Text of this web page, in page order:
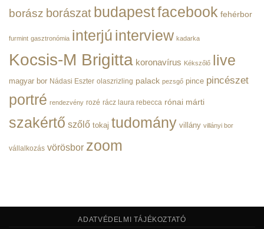
borász borászat budapestfacebook fehérbor
furmint gasztronómia interjú interview kadarka
Kocsis-M Brigitta koronavírus Kékszőlő live
magyar bor Nádasi Eszter olaszrizling palack pezsgő pince pincészet
portré rendezvény rozé rácz laura rebecca rónai márti
szakértő szőlő tokaj tudomány villány villányi bor
vállalkozás vörösbor zoom
ADATVÉDELMI TÁJÉKOZTATÓ